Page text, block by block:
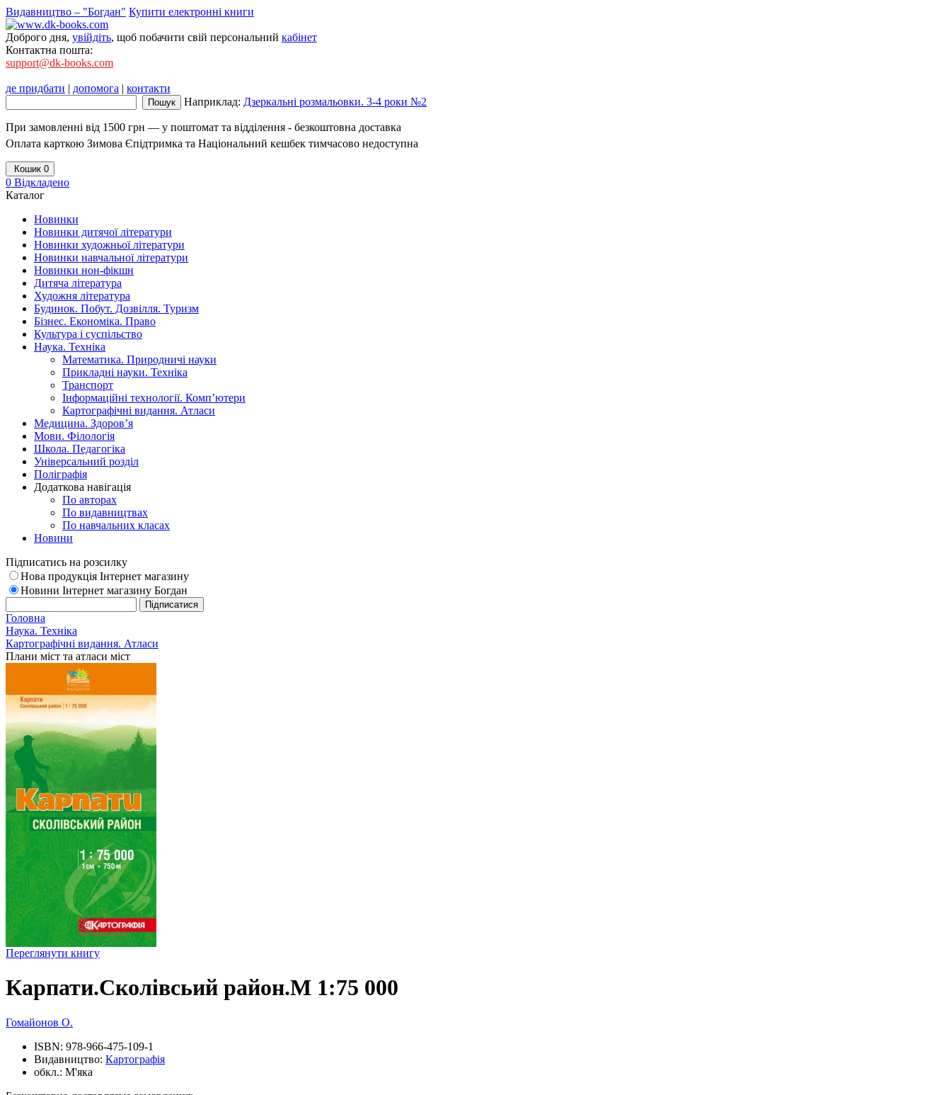
Видавництво – "Богдан" Купити електронні книги
Доброго дня, увійдіть, щоб побачити свій персональний кабінет
Контактна пошта:
support@dk-books.com
де придбати | допомога | контакти
Наприклад: Дзеркальні розмальовки. 3-4 роки №2
При замовленні від 1500 грн — у поштомат та відділення - безкоштовна доставка
Оплата карткою Зимова Єпідтримка та Національний кешбек тимчасово недоступна
Кошик 0
0 Відкладено
Каталог
Новинки
Новинки дитячої літератури
Новинки художньої літератури
Новинки навчальної літератури
Новинки нон-фікшн
Дитяча література
Художня література
Будинок. Побут. Дозвілля. Туризм
Бізнес. Економіка. Право
Культура і суспільство
Наука. Техніка
Математика. Природничі науки
Прикладні науки. Техніка
Транспорт
Інформаційні технології. Комп’ютери
Картографічні видання. Атласи
Медицина. Здоров’я
Мови. Філологія
Школа. Педагогіка
Універсальний розділ
Поліграфія
Додаткова навігація
По авторах
По видавництвах
По навчальних класах
Новини
Підписатись на розсилку
Нова продукція Інтернет магазину
Новини Інтернет магазину Богдан
Головна
Наука. Техніка
Картографічні видання. Атласи
Плани міст та атласи міст
Переглянути книгу
Карпати.Сколівсьий район.М 1:75 000
Гомайонов О.
ISBN: 978-966-475-109-1
Видавництво: Картографія
обкл.: М'яка